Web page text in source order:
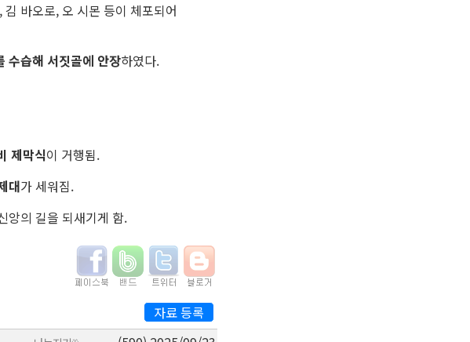
바오로, 오 시몬 등이 체포되어
수습해 서짓골에 안장하였다.
제막식이 거행됨.
대가 세워짐.
앙의 길을 되새기게 함.
자료 등록